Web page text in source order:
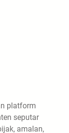
platform
seputar
amalan,